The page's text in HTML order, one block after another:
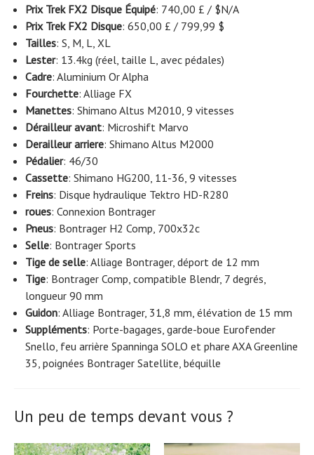
Prix ​​Trek FX2 Disque Équipé: 740,00 £ / $N/A
Prix ​​Trek FX2 Disque: 650,00 £ / 799,99 $
Tailles: S, M, L, XL
Lester: 13.4kg (réel, taille L, avec pédales)
Cadre: Aluminium Or Alpha
Fourchette: Alliage FX
Manettes: Shimano Altus M2010, 9 vitesses
Dérailleur avant: Microshift Marvo
Derailleur arriere: Shimano Altus M2000
Pédalier: 46/30
Cassette: Shimano HG200, 11-36, 9 vitesses
Freins: Disque hydraulique Tektro HD-R280
roues: Connexion Bontrager
Pneus: Bontrager H2 Comp, 700x32c
Selle: Bontrager Sports
Tige de selle: Alliage Bontrager, déport de 12 mm
Tige: Bontrager Comp, compatible Blendr, 7 degrés,
longueur 90 mm
Guidon: Alliage Bontrager, 31,8 mm, élévation de 15 mm
Suppléments: Porte-bagages, garde-boue Eurofender
Snello, feu arrière Spanninga SOLO et phare AXA Greenline
35, poignées Bontrager Satellite, béquille
Un peu de temps devant vous ?